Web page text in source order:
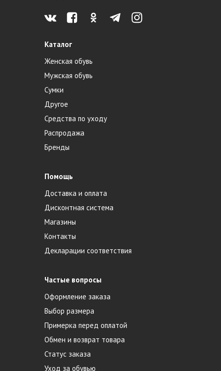
Каталог
Женская обувь
Мужская обувь
Сумки
Другое
Средства по уходу
Распродажа
Бренды
Помощь
Доставка и оплата
Дисконтная система
Магазины
Контакты
Декларации соответствия
Частые вопросы
Оформление заказа
Выбор размера
Примерка перед оплатой
Обмен и возврат товара
Статус заказа
Уход за обувью